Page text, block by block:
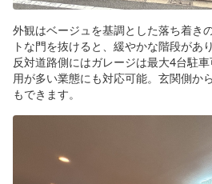
外観はベージュを基調とした落ち着き
トな門を抜けると、緩やかな階段があ
反対道路側にはガレージは最大4台駐
用が多い業態にも対応可能。玄関側か
もできます。